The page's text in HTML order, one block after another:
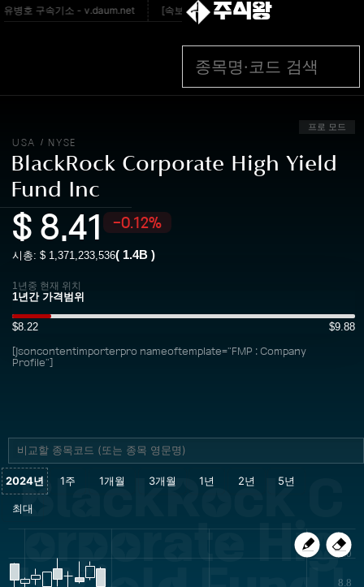
병호 구속기소 - v.daum.net [속보]합정 YG사옥 앞 골프채 난동 20대女 체포
주식왕
프로 모드
USA / NYSE
BlackRock Corporate High Yield
Fund Inc
$ 8.41 -0.12%
시총: $ 1,371,233,536( 1.4B )
1년중 현재 위치
$8.22 $9.88
[jsoncontentimporterpro nameoftemplate="FMP : Company
Profile"]
BlackRock C
orporate Hig
8.8
9.0